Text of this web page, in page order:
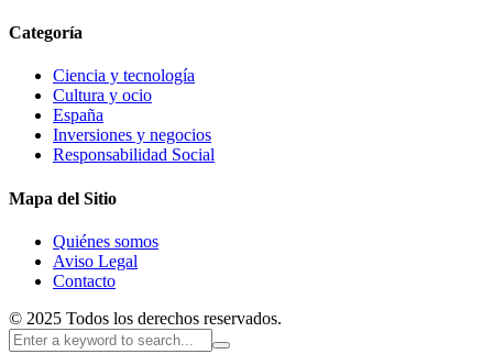
Categoría
Ciencia y tecnología
Cultura y ocio
España
Inversiones y negocios
Responsabilidad Social
Mapa del Sitio
Quiénes somos
Aviso Legal
Contacto
© 2025 Todos los derechos reservados.